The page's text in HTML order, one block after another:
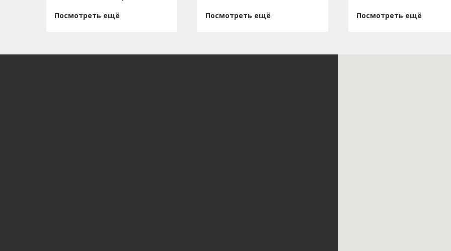
Посмотреть ещё Посмотреть ещё Посмотреть ещё